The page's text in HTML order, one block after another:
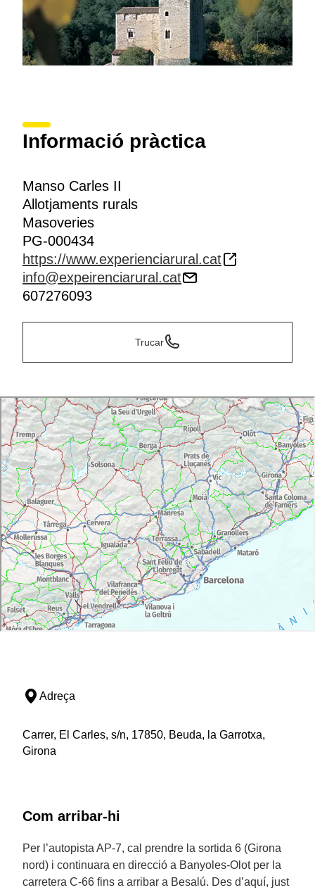
Informació pràctica
Manso Carles II
Allotjaments rurals
Masoveries
PG-000434
https://www.experienciarural.cat
info@expeirenciarural.cat
607276093
Trucar
Adreça
Carrer, El Carles, s/n, 17850, Beuda, la Garrotxa,
Girona
Com arribar-hi
Per l’autopista AP-7, cal prendre la sortida 6 (Girona
nord) i continuara en direcció a Banyoles-Olot per la
carretera C-66 fins a arribar a Besalú. Des d’aquí, just